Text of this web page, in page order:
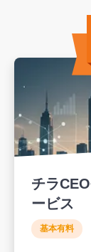
チラ
ービス
基本有料